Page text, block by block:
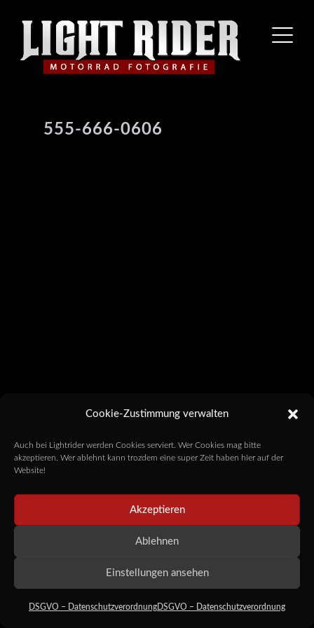
Cookie-Zustimmung verwalten
Auch bei Lightrider werden Cookies serviert. Wer Cookies mag bitte
akzeptieren. Wer ablehnt kann trozdem eine super Zeit haben hier auf der
Website!
Akzeptieren
Ablehnen
Einstellungen ansehen
DSGVO – Datenschutzverordnung DSGVO – Datenschutzverordnung
555-666-0606